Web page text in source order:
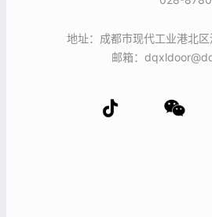
地址：成都市现代工业港北
邮箱：